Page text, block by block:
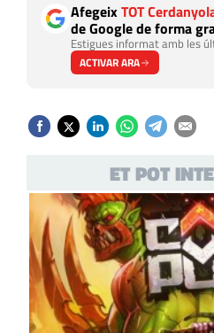
AfegeixTOT
de Google de forma
Estigues informat amb les
ACTIVAR ARA
ET POT